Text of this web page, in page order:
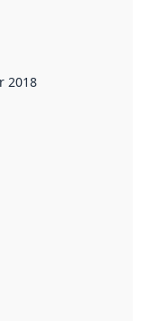
i dette
2018